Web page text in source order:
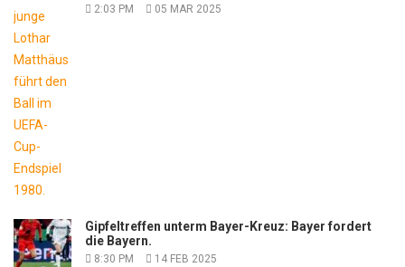
2:03 PM 05 MAR 2025
Gipfeltreffen unterm Bayer-Kreuz: Bayer fordert
die Bayern.
8:30 PM 14 FEB 2025